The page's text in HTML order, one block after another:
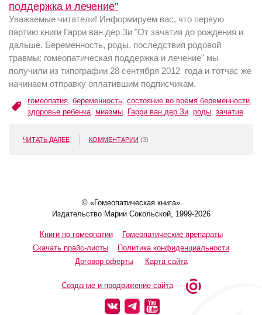
поддержка и лечение"
Уважаемые читатели! Информируем вас, что первую
партию книги Гарри ван дер Зи "От зачатия до рождения и
дальше. Беременность, роды, последствия родовой
травмы: гомеопатическая поддержка и лечение" мы
получили из типографии 28 сентября 2012 года и тотчас же
начинаем отправку оплатившим подписчикам.
гомеопатия, беременность, состояние во время беременности,
здоровье ребенка, миазмы, Гарри ван дер Зи, роды, зачатие
ЧИТАТЬ ДАЛЕЕ КОММЕНТАРИИ (3)
© «Гомеопатическая книга»
Издательство Марии Сокольской, 1999-2026
Книги по гомеопатии
Гомеопатические препараты
Скачать прайс-листы
Политика конфиденциальности
Договор оферты
Карта сайта
Создание и продвижение сайта—